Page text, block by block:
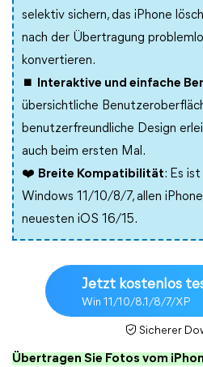
selektiv sichern, das iPhone
nach der Übertragung
konvertieren.
⏹️
Interaktive und einfache
übersichtliche
benutzerfreundliche Design
auch beim ersten Mal.
❤️‍ Breite Kompatibilität: Es
Windows 11/10/8/7, allen
neuesten iOS 16/15.
Jetzt kostenlos
Win 11/10/8.1/8/7/XP
Sicherer
Übertragen Sie Fotos vom